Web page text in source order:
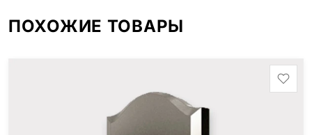
ПОХОЖИЕ ТОВАРЫ